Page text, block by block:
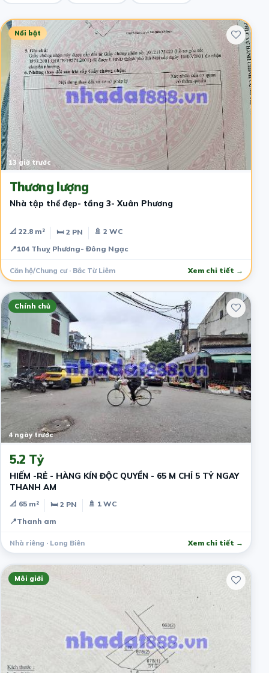
Nổi bật
13 giờ trước
Thương lượng
Nhà tập thể đẹp- tầng 3- Xuân Phương
📐 22.8 m² 🛏 2 PN
🚿 2 WC
📍104 Thuỵ Phương- Đông Ngạc
Căn hộ/Chung cư · Bắc Từ Liêm Xem chi tiết →
Chính chủ
4 ngày trước
5.2 Tỷ
HIẾM -RẺ - HÀNG KÍN ĐỘC QUYỀN - 65 M CHỈ 5 TỶ NGAY
THANH AM
📐 65 m² 🛏 2 PN
🚿 1 WC
📍Thanh am
Nhà riêng · Long Biên Xem chi tiết →
Môi giới